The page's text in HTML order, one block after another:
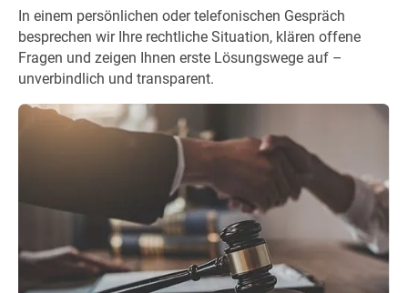
In einem persönlichen oder telefonischen Gespräch
besprechen wir Ihre rechtliche Situation, klären offene
Fragen und zeigen Ihnen erste Lösungswege auf –
unverbindlich und transparent.